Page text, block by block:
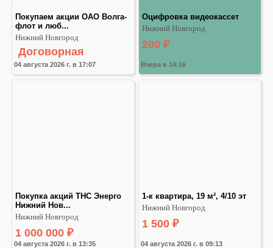
04 августа 2026 г. в 17:07
Покупаем акции ОАО Волга-
флот и люб...
Нижний Новгород
Договорная
Вчера в 14:16
Оцифровка видеокассет
Нижний Новгород
200 ₽
04 августа 2026 г. в 13:35
Покупка акций ТНС Энерго
Нижний Нов...
Нижний Новгород
1 000 000 ₽
04 августа 2026 г. в 09:13
1-к квартира, 19 м², 4/10 эт
Нижний Новгород
1 500 ₽